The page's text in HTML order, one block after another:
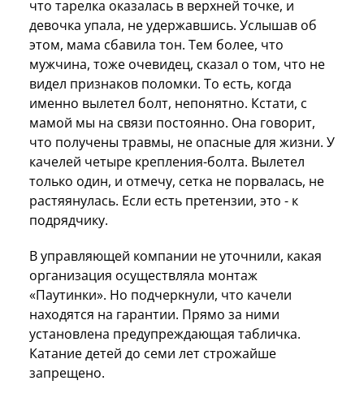
что тарелка оказалась в верхней точке, и
девочка упала, не удержавшись. Услышав об
этом, мама сбавила тон. Тем более, что
мужчина, тоже очевидец, сказал о том, что не
видел признаков поломки. То есть, когда
именно вылетел болт, непонятно. Кстати, с
мамой мы на связи постоянно. Она говорит,
что получены травмы, не опасные для жизни. У
качелей четыре крепления-болта. Вылетел
только один, и отмечу, сетка не порвалась, не
растяянулась. Если есть претензии, это - к
подрядчику.
В управляющей компании не уточнили, какая
организация осуществляла монтаж
«Паутинки». Но подчеркнули, что качели
находятся на гарантии. Прямо за ними
установлена предупреждающая табличка.
Катание детей до семи лет строжайше
запрещено.